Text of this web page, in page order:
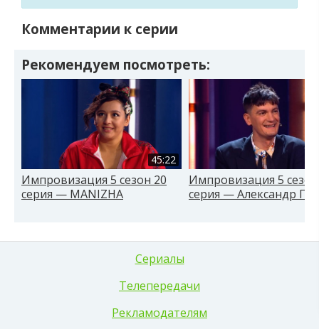
Комментарии к серии
Рекомендуем посмотреть:
45:22
Импровизация 5 сезон 20
серия — MANIZHA
Импровизация 5
серия — Александр
Сериалы
Телепередачи
Рекламодателям